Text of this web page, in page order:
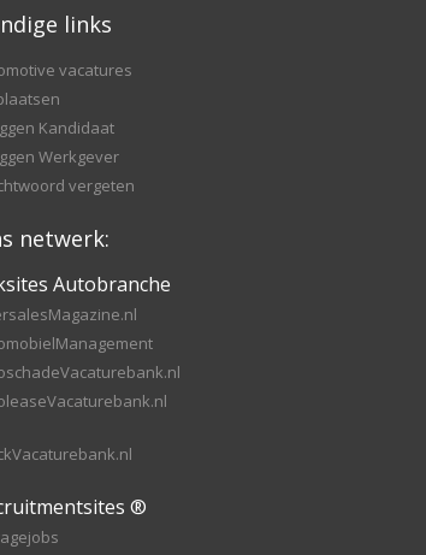
links
vacatures
Kandidaat
Werkgever
vergeten
netwerk:
Autobranche
®